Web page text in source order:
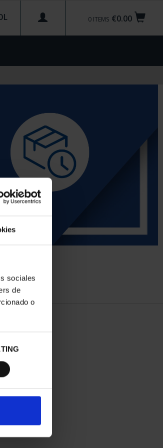
sociales
de
o
€0.00
0 ITEMS